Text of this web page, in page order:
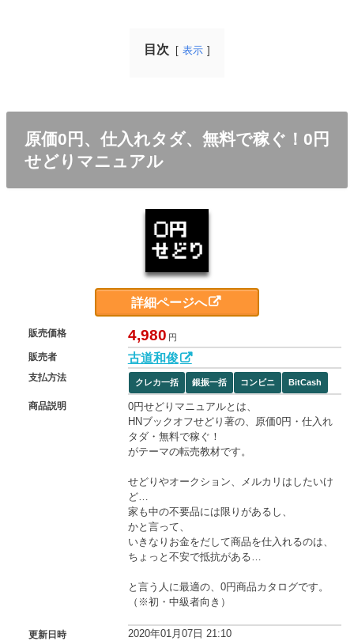
目次 表示
原価0円、仕入れタダ、無料で稼ぐ！0円
せどりマニュアル
詳細ページへ
販売価格 4,980 円
販売者 古道和俊
支払方法 クレカ一括 銀振一括 コンビニ BitCash
商品説明
0円せどりマニュアルとは、
HNブックオフせどり著の、原価0円・仕入れ
タダ・無料で稼ぐ！
がテーマの転売教材です。
せどりやオークション、メルカリはしたいけ
ど…
家も中の不要品には限りがあるし、
かと言って、
いきなりお金をだして商品を仕入れるのは、
ちょっと不安で抵抗がある…
と言う人に最適の、0円商品カタログです。
（※初・中級者向き）
更新日時 2020年01月07日 21:10